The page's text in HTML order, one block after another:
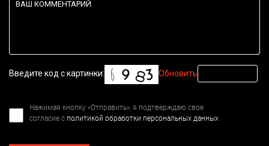
Введите код с картинки: Обновить
Нажимая кнопку «Отправить», я подтверждаю свое
согласие с политикой обработки персональных данных